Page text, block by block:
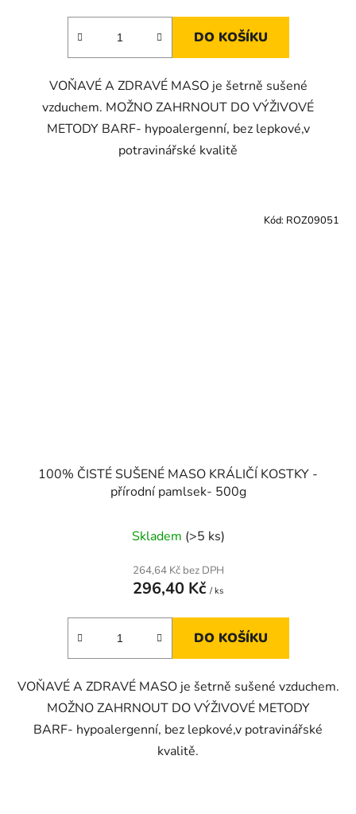
DO KOŠÍKU
VOŇAVÉ A ZDRAVÉ MASO je šetrně sušené
vzduchem. MOŽNO ZAHRNOUT DO VÝŽIVOVÉ
METODY BARF- hypoalergenní, bez lepkové,v
potravinářské kvalitě
100% ČISTÉ SUŠENÉ MASO KRÁLIČÍ KOSTKY -
přírodní pamlsek- 500g
Skladem (>5 ks)
264,64 Kč bez DPH
296,40 Kč / ks
DO KOŠÍKU
VOŇAVÉ A ZDRAVÉ MASO je šetrně sušené vzduchem.
MOŽNO ZAHRNOUT DO VÝŽIVOVÉ METODY
BARF- hypoalergenní, bez lepkové,v potravinářské
kvalitě.
Kód: ROZ09051